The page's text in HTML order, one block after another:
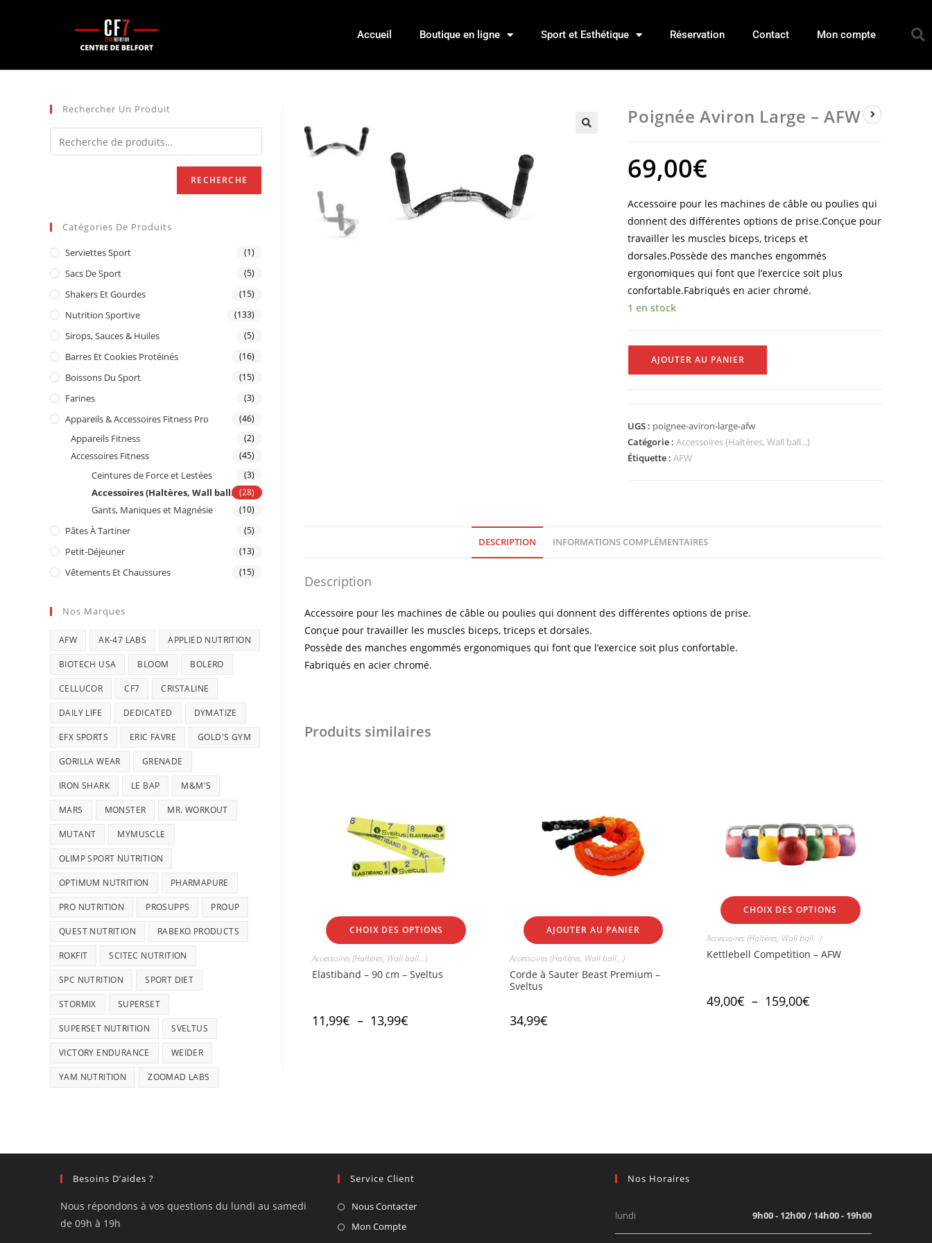
Accueil Boutique en ligne Sport et Esthétique Réservation Contact Mon compte
Poignée Aviron Large – AFW
69,00€
Accessoire pour les machines de câble ou poulies qui
donnent des différentes options de prise.Conçue pour
travailler les muscles biceps, triceps et
dorsales.Possède des manches engommés
ergonomiques qui font que l’exercice soit plus
confortable.Fabriqués en acier chromé.
1 en stock
AJOUTER AU PANIER
UGS : poignee-aviron-large-afw
Catégorie :Accessoires (Haltères, Wall ball...)
Étiquette :AFW
DESCRIPTION INFORMATIONS COMPLÉMENTAIRES
Description
Accessoire pour les machines de câble ou poulies qui donnent des différentes options de prise.
Conçue pour travailler les muscles biceps, triceps et dorsales.
Possède des manches engommés ergonomiques qui font que l’exercice soit plus confortable.
Fabriqués en acier chromé.
Produits similaires
CHOIX DES OPTIONS
Accessoires (Haltères, Wall ball...)
Elastiband – 90 cm – Sveltus
11,99€ – 13,99€
AJOUTER AU PANIER
Accessoires (Haltères, Wall ball...)
Corde à Sauter Beast Premium –
Sveltus
34,99€
CHOIX DES OPTIONS
Accessoires (Haltères, Wall ball...)
Kettlebell Competition – AFW
49,00€ – 159,00€
Rechercher Un Produit
RECHERCHE
Catégories De Produits
Serviettes Sport (1)
Sacs De Sport (5)
Shakers Et Gourdes (15)
Nutrition Sportive (133)
Sirops, Sauces & Huiles (5)
Barres Et Cookies Protéinés (16)
Boissons Du Sport (15)
Farines (3)
Appareils & Accessoires Fitness Pro (46)
Appareils Fitness (2)
Accessoires Fitness (45)
Ceintures de Force et Lestées (3)
Accessoires (Haltères, Wall ball...)(28)
Gants, Maniques et Magnésie (10)
Pâtes À Tartiner (5)
Petit-Déjeuner (13)
Vêtements Et Chaussures (15)
Nos Marques
AFW AK-47 LABS APPLIED NUTRITION
BIOTECH USA BLOOM BOLERO
CELLUCOR CF7 CRISTALINE
DAILY LIFE DEDICATED DYMATIZE
EFX SPORTS ERIC FAVRE GOLD'S GYM
GORILLA WEAR GRENADE
IRON SHARK LE BAP M&M'S
MARS MONSTER MR. WORKOUT
MUTANT MYMUSCLE
OLIMP SPORT NUTRITION
OPTIMUM NUTRITION PHARMAPURE
PRO NUTRITION PROSUPPS PROUP
QUEST NUTRITION RABEKO PRODUCTS
ROKFIT SCITEC NUTRITION
SPC NUTRITION SPORT DIET
STORMIX SUPERSET
SUPERSET NUTRITION SVELTUS
VICTORY ENDURANCE WEIDER
YAM NUTRITION ZOOMAD LABS
Besoins D’aides ?
Nous répondons à vos questions du lundi au samedi
de 09h à 19h
Service Client
Nous Contacter
Mon Compte
Nos Horaires
lundi 9h00 - 12h00 / 14h00 - 19h00